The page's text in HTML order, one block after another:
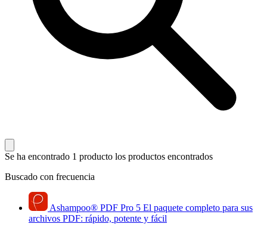
Se ha encontrado 1 producto los productos encontrados
Buscado con frecuencia
Ashampoo® PDF Pro 5 El paquete completo para sus
archivos PDF: rápido, potente y fácil